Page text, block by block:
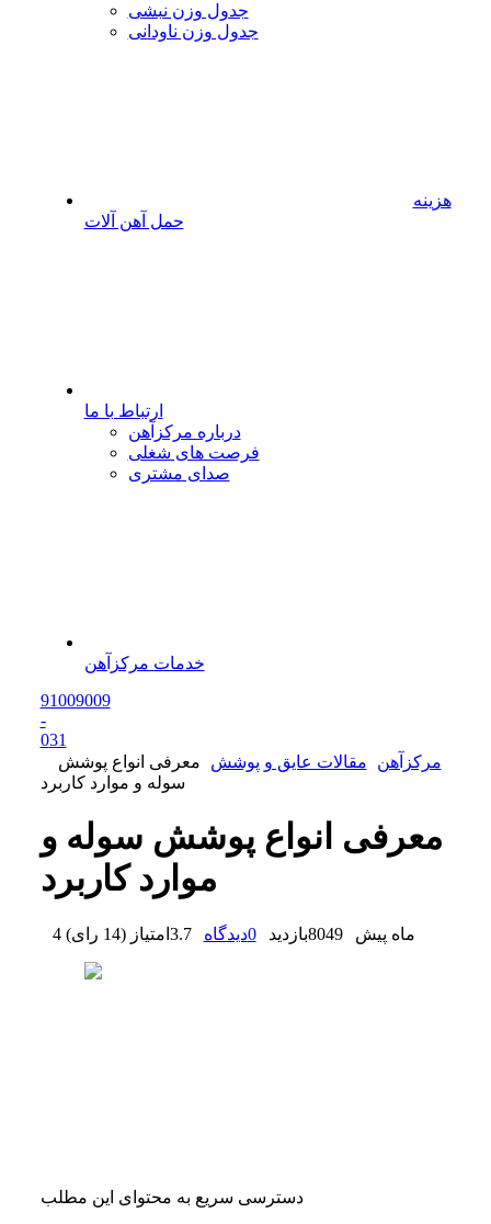
جدول وزن نبشی
جدول وزن ناودانی
هزینه
حمل آهن آلات
ارتباط با ما
درباره مرکزآهن
فرصت های شغلی
صدای مشتری
خدمات مرکزآهن
91009009
-
031
مرکزآهن
مقالات عایق و پوشش
معرفی انواع پوشش
سوله و موارد کاربرد
معرفی انواع پوشش سوله و
موارد کاربرد
4 ماه پیش 8049بازدید 0دیدگاه 3.7 امتیاز (14 رای )
دسترسی سریع به محتوای این مطلب